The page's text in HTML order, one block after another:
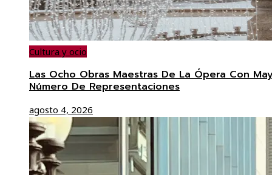
Cultura y ocio
Las Ocho Obras Maestras De La Ópera Con
Número De Representaciones
agosto 4, 2026